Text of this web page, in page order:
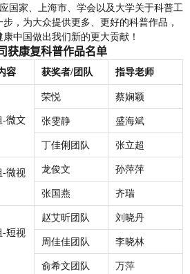
国家、上海市、学会以及大学关于科普工
，为大众提供更多、更好的科普作品，
中国做出我们新的更大贡献！
获康复科普作品名单
容 获奖者/团队 指导老师
-微文
荣悦 蔡娴颖
张雯静 盛海斌
丁佳俐 团队 张立超
-微视
龙俊文 孙萍萍
张国燕 齐瑞
-短视
赵艾昕团队 刘晓丹
周佳佳团队 李晓林
俞希文团队 万萍